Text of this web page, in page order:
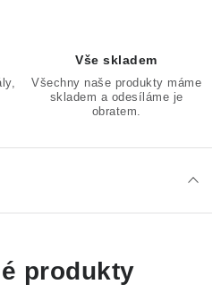
Vše skladem
Všechny naše produkty máme
skladem a odesíláme je
obratem.
produkty